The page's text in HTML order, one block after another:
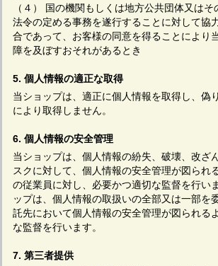
（４） 国の機関もしくは地方公共団体又は
法令の定める事務を遂行することに対して協
合であって、お客様の同意を得ることにより
障を及ぼすおそれがあるとき
5. 個人情報の適正な取得
当ショップは、適正に個人情報を取得し、偽
により取得しません。
6. 個人情報の安全管理
当ショップは、個人情報の紛失、破壊、改ざ
スクに対して、個人情報の安全管理が図られ
の従業員に対し、必要かつ適切な監督を行い
ップは、個人情報の取扱いの全部又は一部を
託先において個人情報の安全管理が図られる
な監督を行います。
7. 第三者提供